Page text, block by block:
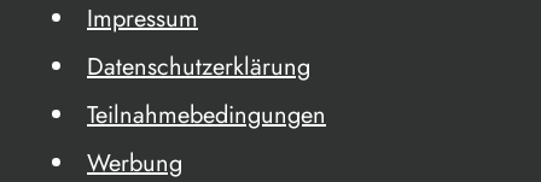
Impressum
Datenschutzerklärung
Teilnahmebedingungen
Werbung